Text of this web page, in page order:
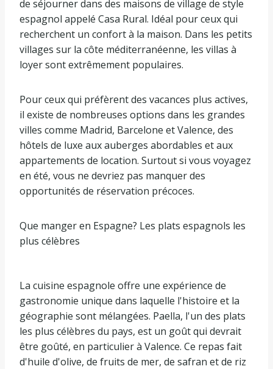
de séjourner dans des maisons de village de style
espagnol appelé Casa Rural. Idéal pour ceux qui
recherchent un confort à la maison. Dans les petits
villages sur la côte méditerranéenne, les villas à
loyer sont extrêmement populaires.
Pour ceux qui préfèrent des vacances plus actives,
il existe de nombreuses options dans les grandes
villes comme Madrid, Barcelone et Valence, des
hôtels de luxe aux auberges abordables et aux
appartements de location. Surtout si vous voyagez
en été, vous ne devriez pas manquer des
opportunités de réservation précoces.
Que manger en Espagne? Les plats espagnols les
plus célèbres
La cuisine espagnole offre une expérience de
gastronomie unique dans laquelle l'histoire et la
géographie sont mélangées. Paella, l'un des plats
les plus célèbres du pays, est un goût qui devrait
être goûté, en particulier à Valence. Ce repas fait
d'huile d'olive, de fruits de mer, de safran et de riz